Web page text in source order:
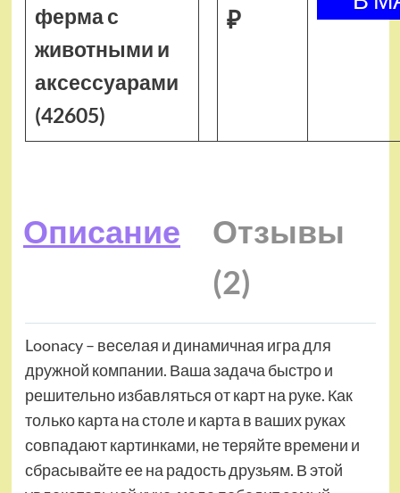
ферма с
животными и
аксессуарами
(42605)
₽
Описание
Отзывы
(2)
Loonacy – веселая и динамичная игра для
дружной компании. Ваша задача быстро и
решительно избавляться от карт на руке. Как
только карта на столе и карта в ваших руках
совпадают картинками, не теряйте времени и
сбрасывайте ее на радость друзьям. В этой